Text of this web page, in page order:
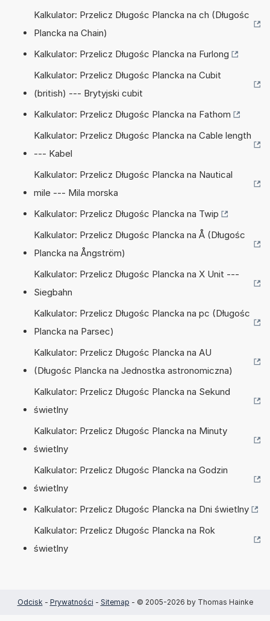
Kalkulator: Przelicz Długośc Plancka na ch (Długośc
Plancka na Chain)
Kalkulator: Przelicz Długośc Plancka na Furlong
Kalkulator: Przelicz Długośc Plancka na Cubit
(british) --- Brytyjski cubit
Kalkulator: Przelicz Długośc Plancka na Fathom
Kalkulator: Przelicz Długośc Plancka na Cable length
--- Kabel
Kalkulator: Przelicz Długośc Plancka na Nautical
mile --- Mila morska
Kalkulator: Przelicz Długośc Plancka na Twip
Kalkulator: Przelicz Długośc Plancka na Å (Długośc
Plancka na Ångström)
Kalkulator: Przelicz Długośc Plancka na X Unit ---
Siegbahn
Kalkulator: Przelicz Długośc Plancka na pc (Długośc
Plancka na Parsec)
Kalkulator: Przelicz Długośc Plancka na AU
(Długośc Plancka na Jednostka astronomiczna)
Kalkulator: Przelicz Długośc Plancka na Sekund
świetlny
Kalkulator: Przelicz Długośc Plancka na Minuty
świetlny
Kalkulator: Przelicz Długośc Plancka na Godzin
świetlny
Kalkulator: Przelicz Długośc Plancka na Dni świetlny
Kalkulator: Przelicz Długośc Plancka na Rok
świetlny
Odcisk - Prywatności - Sitemap - © 2005-2026 by Thomas Hainke